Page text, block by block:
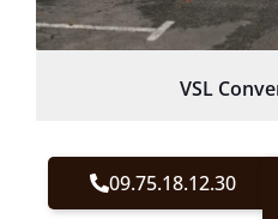
VSL
09.75.18.12.30